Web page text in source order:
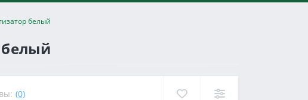
белый
(0)